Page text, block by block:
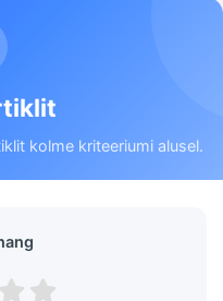
kolme kriteeriumi alusel.